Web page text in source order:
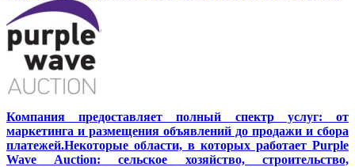
Компания предоставляет полный спектр услуг: от
маркетинга и размещения объявлений до продажи и сбора
платежей.Некоторые области, в которых работает Purple
Wave Auction: сельское хозяйство, строительство,